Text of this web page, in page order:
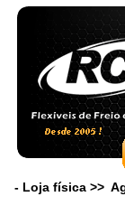
- Loja física >>